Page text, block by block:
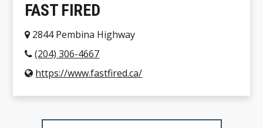
FAST FIRED
2844 Pembina Highway
(204) 306-4667
https://www.fastfired.ca/